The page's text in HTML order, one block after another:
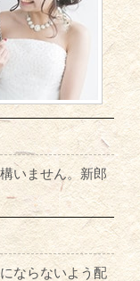
いません。新郎
ならないよう配